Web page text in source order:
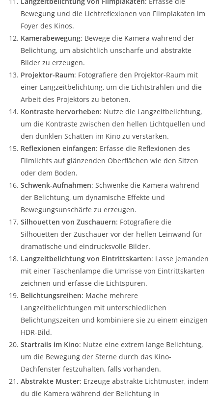
Bewegung und die Lichtreflexionen von Filmplakaten im
Foyer des Kinos.
Kamerabewegung: Bewege die Kamera während der
Belichtung, um absichtlich unscharfe und abstrakte
Bilder zu erzeugen.
Projektor-Raum: Fotografiere den Projektor-Raum mit
einer Langzeitbelichtung, um die Lichtstrahlen und die
Arbeit des Projektors zu betonen.
Kontraste hervorheben: Nutze die Langzeitbelichtung,
um die Kontraste zwischen den hellen Lichtquellen und
den dunklen Schatten im Kino zu verstärken.
Reflexionen einfangen: Erfasse die Reflexionen des
Filmlichts auf glänzenden Oberflächen wie den Sitzen
oder dem Boden.
Schwenk-Aufnahmen: Schwenke die Kamera während
der Belichtung, um dynamische Effekte und
Bewegungsunschärfe zu erzeugen.
Silhouetten von Zuschauern: Fotografiere die
Silhouetten der Zuschauer vor der hellen Leinwand für
dramatische und eindrucksvolle Bilder.
Langzeitbelichtung von Eintrittskarten: Lasse jemanden
mit einer Taschenlampe die Umrisse von Eintrittskarten
zeichnen und erfasse die Lichtspuren.
Belichtungsreihen: Mache mehrere
Langzeitbelichtungen mit unterschiedlichen
Belichtungszeiten und kombiniere sie zu einem einzigen
HDR-Bild.
Startrails im Kino: Nutze eine extrem lange Belichtung,
um die Bewegung der Sterne durch das Kino-
Dachfenster festzuhalten, falls vorhanden.
Abstrakte Muster: Erzeuge abstrakte Lichtmuster, indem
du die Kamera während der Belichtung in